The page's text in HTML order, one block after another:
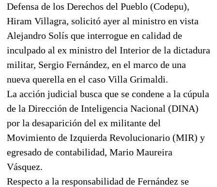
Defensa de los Derechos del Pueblo (Codepu),
Hiram Villagra, solicitó ayer al ministro en vista
Alejandro Solís que interrogue en calidad de
inculpado al ex ministro del Interior de la dictadura
militar, Sergio Fernández, en el marco de una
nueva querella en el caso Villa Grimaldi.
La acción judicial busca que se condene a la cúpula
de la Dirección de Inteligencia Nacional (DINA)
por la desaparición del ex militante del
Movimiento de Izquierda Revolucionario (MIR) y
egresado de contabilidad, Mario Maureira
Vásquez.
Respecto a la responsabilidad de Fernández se